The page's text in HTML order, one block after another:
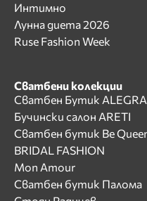
Интимно
Лунна диета 2026
Ruse Fashion Week
Сватбени колекции
Сватбен Бутик ALEGRA
Бучински салон ARETI
Сватбен бутик Be
BRIDAL FASHION
Mon Amour
Сватбен бутик Палома